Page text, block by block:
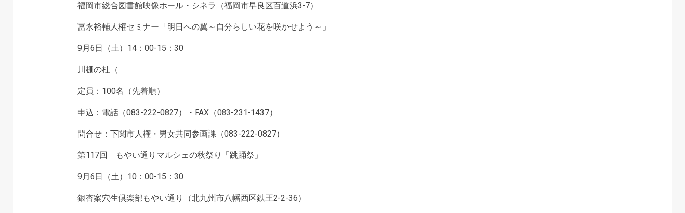
福岡市総合図書館映像ホール・シネラ（福岡市早良区百道浜3-7）
冨永裕輔人権セミナー「明日への翼～自分らしい花を咲かせよう～」
9月6日（土）14：00-15：30
川棚の杜（
定員：100名（先着順）
申込：電話（083-222-0827）・FAX（083-231-1437）
問合せ：下関市人権・男女共同参画課（083-222-0827）
第117回 もやい通りマルシェの秋祭り「跳踊祭」
9月6日（土）10：00-15：30
銀杏案穴生倶楽部もやい通り（北九州市八幡西区鉄王2-2-36）